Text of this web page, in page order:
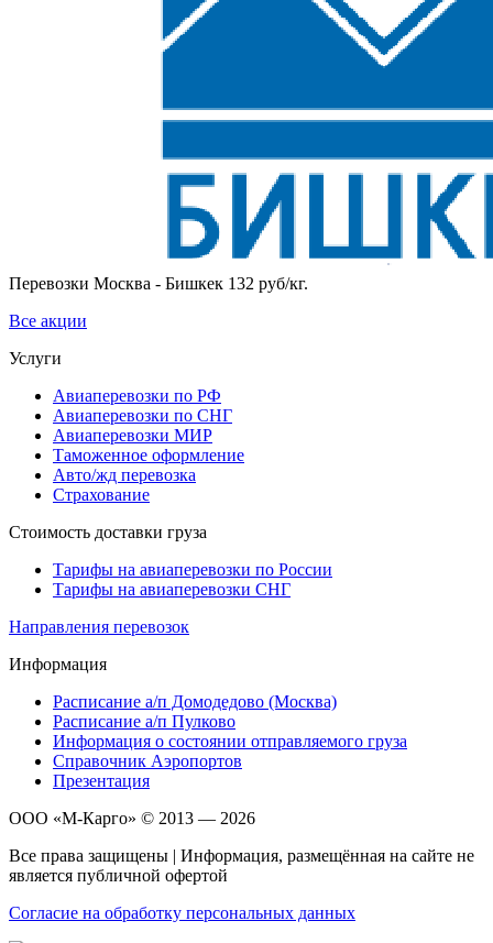
Перевозки Москва - Бишкек 132 руб/кг.
Все акции
Услуги
Авиаперевозки по РФ
Авиаперевозки по СНГ
Авиаперевозки МИР
Таможенное оформление
Авто/жд перевозка
Страхование
Стоимость доставки груза
Тарифы на авиаперевозки по России
Тарифы на авиаперевозки СНГ
Направления перевозок
Информация
Расписание а/п Домодедово (Москва)
Расписание а/п Пулково
Информация о состоянии отправляемого груза
Справочник Аэропортов
Презентация
ООО «М-Карго» © 2013 — 2026
Все права защищены | Информация, размещённая на сайте не
является публичной офертой
Согласие на обработку персональных данных